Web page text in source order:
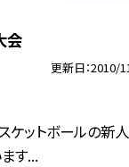
会
更新日 2010/
スケットボールの
す...